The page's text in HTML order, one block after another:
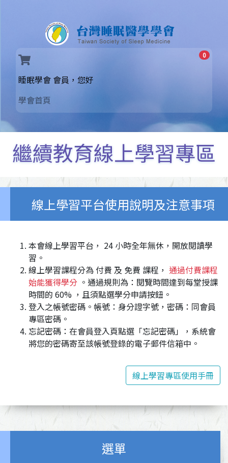
0
睡眠學會 會員，您好
學會首頁
繼續教育線上學習專區
線上學習平台使用說明及注意事項
本會線上學習平台， 24 小時全年無休，開放閱讀學
習。
線上學習課程分為 付費 及 免費 課程， 通過付費課程
始能獲得學分 。通過規則為：閱覽時間達到每堂授課
時間的 60% ，且須點選學分申請按鈕。
登入之帳號密碼。帳號：身分證字號，密碼：同會員
專區密碼。
忘記密碼：在會員登入頁點選「忘記密碼」，系統會
將您的密碼寄至該帳號登錄的電子郵件信箱中。
線上學習專區使用手冊
選單